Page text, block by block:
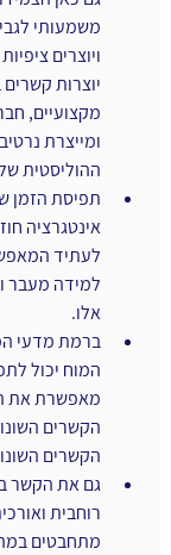
משמעותי
ויוצרים
יוצרות קשרים
מקצועיים,
ומייצרת
ההוליסטית
תפיסת הזמן
אינטגרציה
לעתיד
למידה מעבר
אלו.
ברמת מדעי
המוח יכול
מאפשרת את
הקשרים
הקשרים
גם את הקשר
רוחבית
מתחבטים